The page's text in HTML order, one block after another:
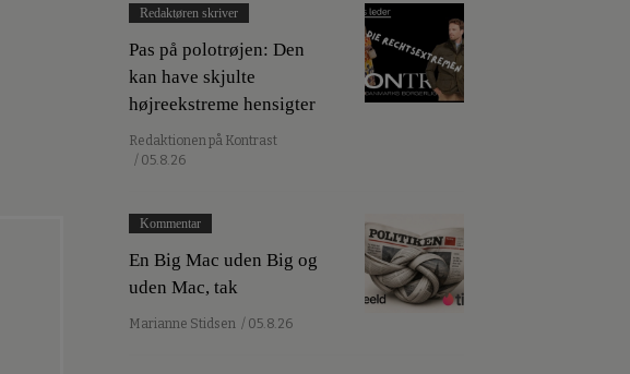
Redaktøren skriver
Pas på polotrøjen: Den
kan have skjulte
højreekstreme hensigter
Redaktionen på Kontrast
/ 05.8.26
Kommentar
En Big Mac uden Big og
uden Mac, tak
Marianne Stidsen / 05.8.26